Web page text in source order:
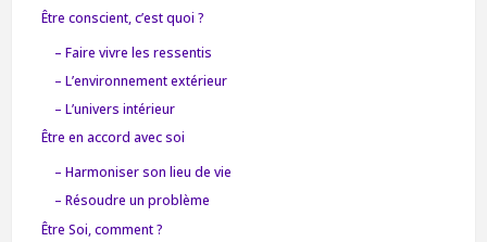
Être conscient, c’est quoi ?
– Faire vivre les ressentis
– L’environnement extérieur
– L’univers intérieur
Être en accord avec soi
– Harmoniser son lieu de vie
– Résoudre un problème
Être Soi, comment ?